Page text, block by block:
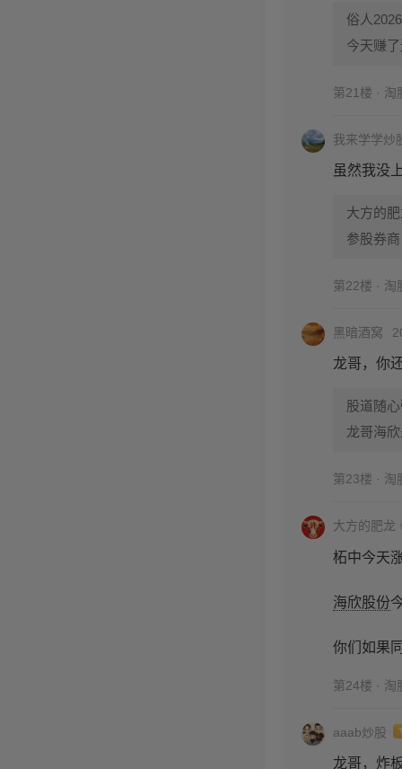
俗人2026
今天赚
第21楼 · 淘
我来学学炒
虽然我没
大方的
参股券商
第22楼 · 淘
黑暗酒窝
龙哥，你
股道随
龙哥海
第23楼 · 淘
大方的肥龙
柘中今天
海欣股份
你们如果
第24楼 · 淘
aaab炒股
龙哥，炸